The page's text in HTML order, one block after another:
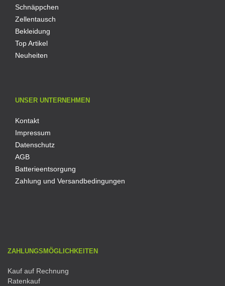
Schnäppchen
Zellentausch
Bekleidung
Top Artikel
Neuheiten
UNSER UNTERNEHMEN
Kontakt
Impressum
Datenschutz
AGB
Batterieentsorgung
Zahlung und Versandbedingungen
ZAHLUNGSMÖGLICHKEITEN
Kauf auf Rechnung
Ratenkauf